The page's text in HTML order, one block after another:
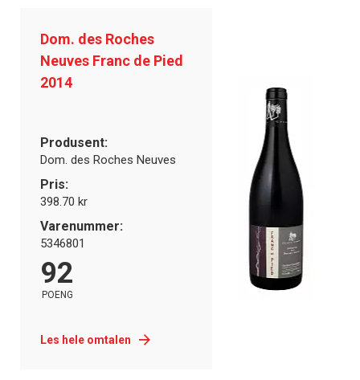
Dom. des Roches
Neuves Franc de Pied
2014
Produsent:
Dom. des Roches Neuves
Pris:
398.70 kr
Varenummer:
5346801
92
POENG
Les hele omtalen